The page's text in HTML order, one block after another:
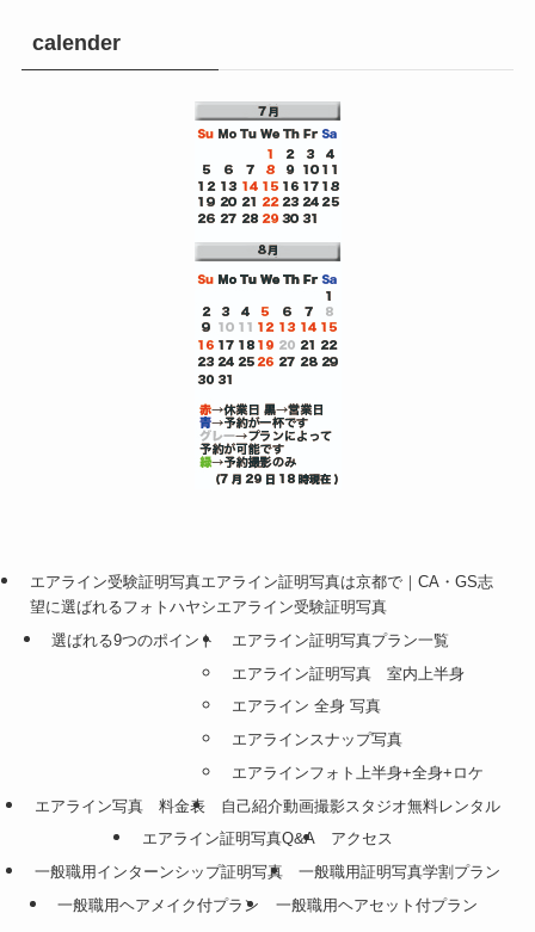
calender
エアライン受験証明写真エアライン証明写真は京都で｜CA・GS志
望に選ばれるフォトハヤシエアライン受験証明写真
選ばれる9つのポイント
エアライン証明写真プラン一覧
エアライン証明写真 室内上半身
エアライン 全身 写真
エアラインスナップ写真
エアラインフォト上半身+全身+ロケ
エアライン写真 料金表
自己紹介動画撮影スタジオ無料レンタル
エアライン証明写真Q&A
アクセス
一般職用インターンシップ証明写真
一般職用証明写真学割プラン
一般職用ヘアメイク付プラン
一般職用ヘアセット付プラン